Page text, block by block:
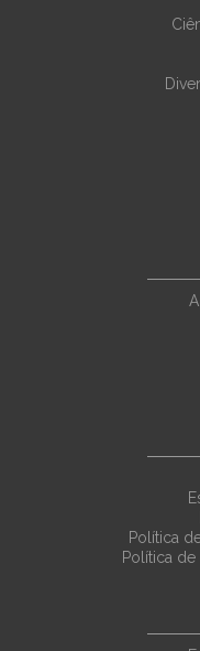
Política
Política